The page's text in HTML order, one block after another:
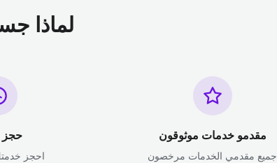
لماذا
مقدمو خدمات موثوقون
جميع مقدمي الخدمات مرخصون
حجز
احجز